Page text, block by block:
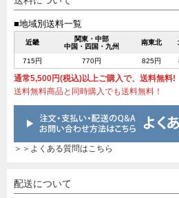
■地域別送料一覧
近畿
関東・中部
中国・四国・九州
南東北
715円 770円 825円
通常5,500円(税込)以上ご購入で、送料無料!
送料無料商品と同時購入でも送料無料！
＞＞よくある質問はこちら
配送について